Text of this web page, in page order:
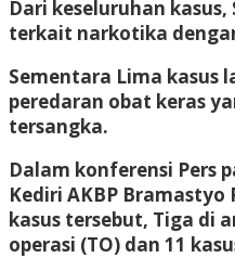
Dari keseluruhan
terkait narkotika
Sementara Lima kasus
peredaran obat keras
tersangka.
Dalam konferensi Pers
Kediri AKBP
kasus tersebut, Tiga di
operasi (TO) dan 11